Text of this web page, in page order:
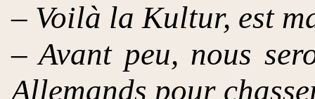
– Voilà la Kultur, est
– Avant peu, nous
Allemands pour